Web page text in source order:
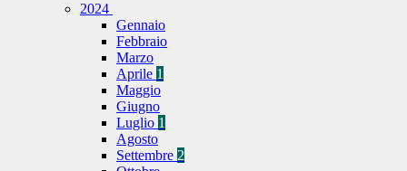
2024
Gennaio
Febbraio
Marzo
Aprile 1
Maggio
Giugno
Luglio 1
Agosto
Settembre 2